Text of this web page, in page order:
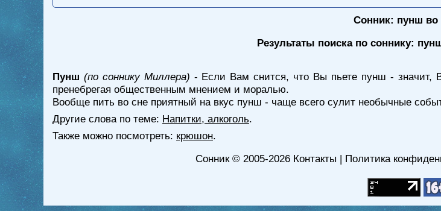
Сонник: пунш во
Результаты поиска по соннику:
Пунш (по соннику Миллера) - Если Вам снится, что Вы пьете пунш - значит,
пренебрегая общественным мнением и моралью.
Вообще пить во сне приятный на вкус пунш - чаще всего сулит необычные
Другие слова по теме: Напитки, алкоголь.
Также можно посмотреть: крюшон.
Сонник© 2005-2026 Контакты | Политика